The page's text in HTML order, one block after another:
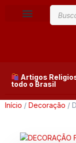
Artigos
todo o Brasil
Início / Decoração /